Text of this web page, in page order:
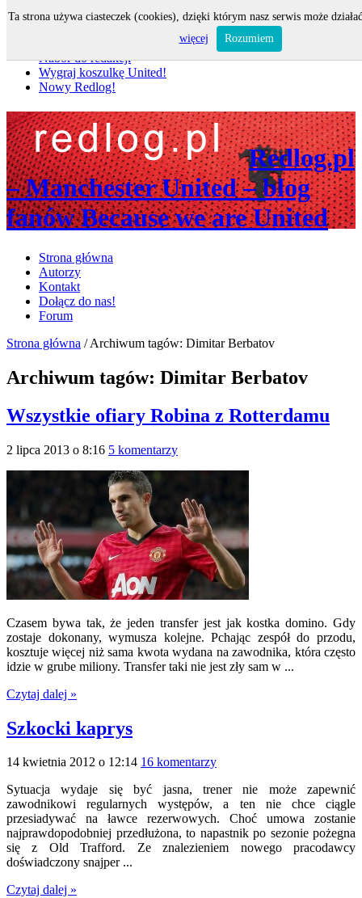
Nabór do redakcji
Wygraj koszulkę United!
Nowy Redlog!
Redlog.pl
– Manchester United – blog
fanów Because we are United
Strona główna
Autorzy
Kontakt
Dołącz do nas!
Forum
Strona główna /Archiwum tagów: Dimitar Berbatov
Archiwum tagów: Dimitar Berbatov
Wszystkie ofiary Robina z Rotterdamu
2 lipca 2013 o 8:16 5 komentarzy
Czasem bywa tak, że jeden transfer jest jak kostka domino. Gdy
zostaje dokonany, wymusza kolejne. Pchając zespół do przodu,
kosztuje więcej niż sama kwota wydana na zawodnika, która często
idzie w grube miliony. Transfer taki nie jest zły sam w ...
Czytaj dalej »
Szkocki kaprys
14 kwietnia 2012 o 12:14 16 komentarzy
Sytuacja wydaje się być jasna, trener nie może zapewnić
zawodnikowi regularnych występów, a ten nie chce ciągle
przesiadywać na ławce rezerwowych. Choć umowa zostanie
najprawdopodobniej przedłużona, to napastnik po sezonie pożegna
się z Old Trafford. Ze znalezieniem nowego pracodawcy
doświadczony snajper ...
Czytaj dalej »
Ta strona używa ciasteczek (cookies), dzięki którym nasz serwis może
więcej
Rozumiem